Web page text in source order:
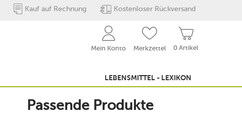
Kauf auf Rechnung Kostenloser Rückversand
0 Artikel
Mein Konto Merkzettel
LEBENSMITTEL - LEXIKON
Passende Produkte